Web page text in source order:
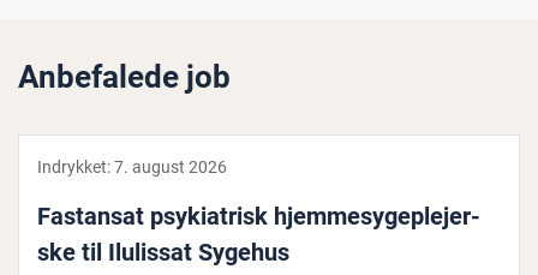
Anbefalede job
Indrykket:7. august 2026
Fastansat psy­ki­a­trisk hjem­me­sy­geple­jer­
ske til Ilulissat Sygehus